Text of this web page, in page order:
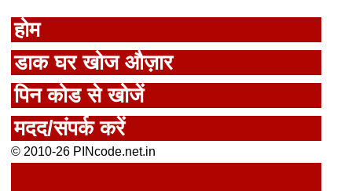
होम
डाक घर खोज औज़ार
पिन कोड से खोजें
मदद/संपर्क करें
© 2010-26 PINcode.net.in